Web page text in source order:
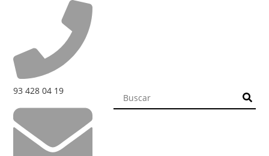
93 428 04 19